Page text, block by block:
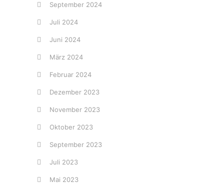
September 2024
Juli 2024
Juni 2024
März 2024
Februar 2024
Dezember 2023
November 2023
Oktober 2023
September 2023
Juli 2023
Mai 2023